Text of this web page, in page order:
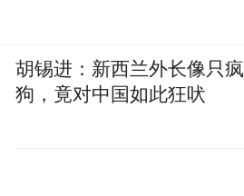
胡锡进：新西兰外长像只疯
狗，竟对中国如此狂吠